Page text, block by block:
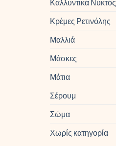
Καλλυντικά Νυκτός
Κρέμες Ρετινόλης
Μαλλιά
Μάσκες
Μάτια
Σέρουμ
Σώμα
Χωρίς κατηγορία